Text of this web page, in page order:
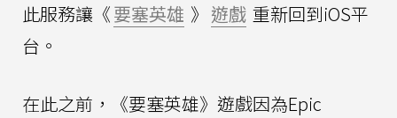
此服務讓《要塞英雄 》 遊戲 重新回到iOS平
台。
在此之前，《要塞英雄》遊戲因為Epic